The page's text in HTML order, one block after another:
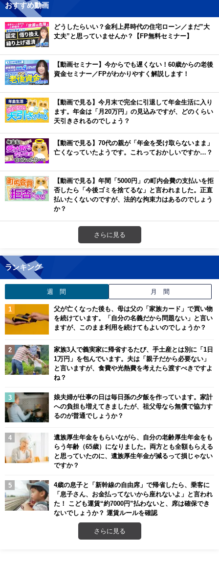
おすすめ動画
どうしたらいい？金利上昇時代の住宅ローン／まだ”大
丈夫”と思っていませんか？【FP無料セミナー】
【動画セミナー】今からでも遅くない！60歳からの老後
資金セミナー／FPがわかりやすく解説します！
【動画で見る】今月末で完全に引退して年金生活に入り
ます。年金は「月20万円」の見込みですが、どのくらい
天引きされるのでしょう？
【動画で見る】70代の親が「年金を受け取らないまま」
亡くなっていたようです。これっておかしいですか…？
【動画で見る】年間「5000円」の町内会費の支払いを拒
否したら「今後ゴミを捨てるな」と言われました。正直
払いたくないのですが、法的な拘束力はあるのでしょう
か？
さらに見る
ランキング
週 間 月 間
父が亡くなった後も、母は父の「家族カード」で買い物
を続けています。「自分の名義だから問題ない」と言い
ますが、このまま利用を続けてもよいのでしょうか？
家族3人で義実家に帰省するたび、手土産とは別に「1日
1万円」を包んでいます。夫は「親子だから必要ない」
と言いますが、食費や光熱費を考えたら渡すべきですよ
ね？
娘夫婦が仕事の日は毎日孫の夕飯を作っています。家計
への負担も増えてきましたが、祖父母なら無償で協力す
るのが普通でしょうか？
遺族厚生年金をもらいながら、自分の老齢厚生年金をも
らう年齢（65歳）になりました。両方とも全額もらえる
と思っていたのに、遺族厚生年金が減るって損じゃない
ですか？
4歳の息子と「新幹線の自由席」で帰省したら、乗客に
「息子さん、お金払ってないから座れないよ」と言われ
た！ こども運賃“約7000円”払わないと、席は確保でき
ないでしょうか？ 運賃ルールを確認
さらに見る